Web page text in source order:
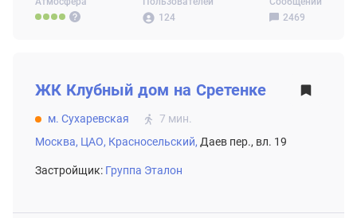
124
2469
ВТОРИЧНЫЙ РЫНОК
ЖК Клубный дом на Сретенке
м. Сухаревская
7 мин.
Москва, ЦАО, Красносельский, Даев пер., вл. 19
Застройщик: Группа Эталон